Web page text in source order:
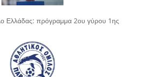
Ελλάδας: πρόγραμμα 2ου γύρου 1ης